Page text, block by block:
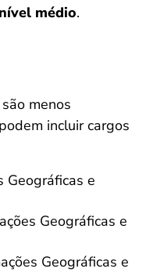
nível médio.
menos
incluir cargos
Geográficas e
Geográficas e
Geográficas e